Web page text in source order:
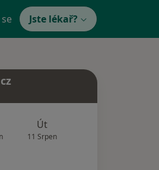
Jste lékař?
Út
11 Srpen